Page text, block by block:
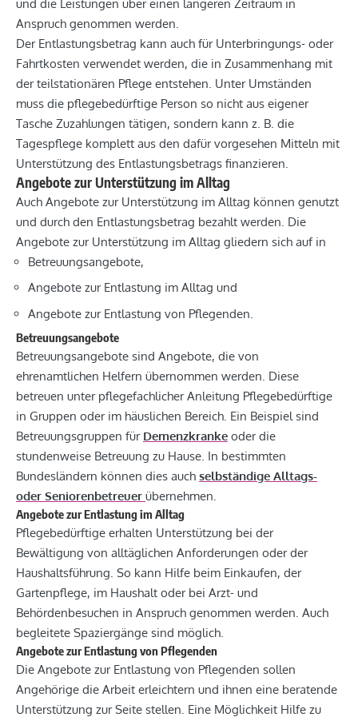
und die Leistungen über einen längeren Zeitraum in
Anspruch genommen werden.
Der Entlastungsbetrag kann auch für Unterbringungs- oder
Fahrtkosten verwendet werden, die in Zusammenhang mit
der teilstationären Pflege entstehen. Unter Umständen
muss die pflegebedürftige Person so nicht aus eigener
Tasche Zuzahlungen tätigen, sondern kann z. B. die
Tagespflege komplett aus den dafür vorgesehen Mitteln mit
Unterstützung des Entlastungsbetrags finanzieren.
Angebote zur Unterstützung im Alltag
Auch Angebote zur Unterstützung im Alltag können genutzt
und durch den Entlastungsbetrag bezahlt werden. Die
Angebote zur Unterstützung im Alltag gliedern sich auf in
Betreuungsangebote,
Angebote zur Entlastung im Alltag und
Angebote zur Entlastung von Pflegenden.
Betreuungsangebote
Betreuungsangebote sind Angebote, die von
ehrenamtlichen Helfern übernommen werden. Diese
betreuen unter pflegefachlicher Anleitung Pflegebedürftige
in Gruppen oder im häuslichen Bereich. Ein Beispiel sind
Betreuungsgruppen für Demenzkranke oder die
stundenweise Betreuung zu Hause. In bestimmten
Bundesländern können dies auch selbständige Alltags-
oder Seniorenbetreuer übernehmen.
Angebote zur Entlastung im Alltag
Pflegebedürftige erhalten Unterstützung bei der
Bewältigung von alltäglichen Anforderungen oder der
Haushaltsführung. So kann Hilfe beim Einkaufen, der
Gartenpflege, im Haushalt oder bei Arzt- und
Behördenbesuchen in Anspruch genommen werden. Auch
begleitete Spaziergänge sind möglich.
Angebote zur Entlastung von Pflegenden
Die Angebote zur Entlastung von Pflegenden sollen
Angehörige die Arbeit erleichtern und ihnen eine beratende
Unterstützung zur Seite stellen. Eine Möglichkeit Hilfe zu